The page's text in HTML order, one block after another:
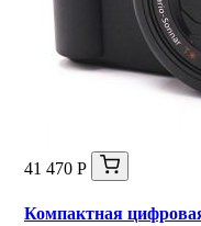
41 470 Р
Компактная